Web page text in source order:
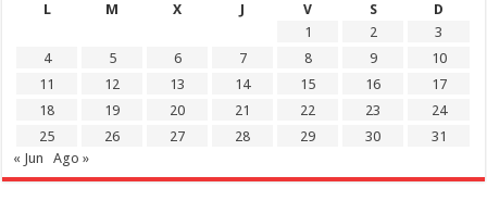
L
M X J V S
D
1
2
3
4
5 6 7 8 9
10
11
12 13 14 15 16
17
18
19 20 21 22 23
24
25
26 27 28 29 30
31
« Jun
Ago »